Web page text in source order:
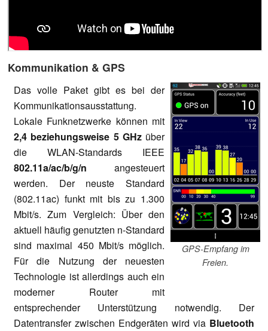
Kommunikation & GPS
GPS-Empfang im
Freien.
Das volle Paket gibt es bei der
Kommunikationsausstattung.
Lokale Funknetzwerke können mit
2,4 beziehungsweise 5 GHzüber
die WLAN-Standards IEEE
802.11a/ac/b/g/n angesteuert
werden. Der neuste Standard
(802.11ac) funkt mit bis zu 1.300
Mbit/s. Zum Vergleich: Über den
aktuell häufig genutzten n-Standard
sind maximal 450 Mbit/s möglich.
Für die Nutzung der neuesten
Technologie ist allerdings auch ein
moderner Router mit
entsprechender Unterstützung notwendig. Der
Datentransfer zwischen Endgeräten wird via Bluetooth